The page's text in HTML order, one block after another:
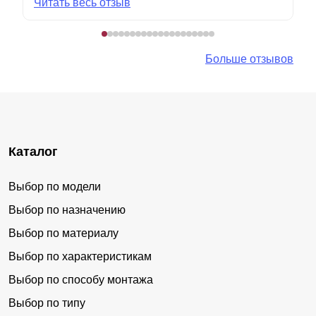
Больше отзывов
Каталог
Выбор по модели
Выбор по назначению
Выбор по материалу
Выбор по характеристикам
Выбор по способу монтажа
Выбор по типу